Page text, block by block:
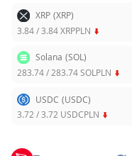
XRP (XRP)
3.84/ 3.84XRPPLN
Solana (SOL)
283.74/ 283.74SOLPLN
USDC (USDC)
3.72 / 3.72 USDCPLN